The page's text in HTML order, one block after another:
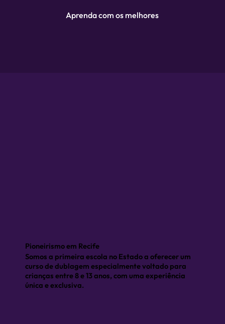
Aprenda com os melhores
Pioneirismo em Recife
Somos a primeira escola no Estado a oferecer um
curso de dublagem especialmente voltado para
crianças entre 8 e 13 anos, com uma experiência
única e exclusiva.